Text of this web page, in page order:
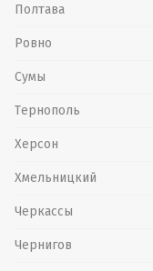
Полтава
Ровно
Сумы
Тернополь
Херсон
Хмельницкий
Черкассы
Чернигов